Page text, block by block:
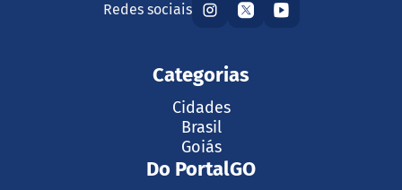
Redes sociais
Categorias
Cidades
Brasil
Goiás
Do PortalGO